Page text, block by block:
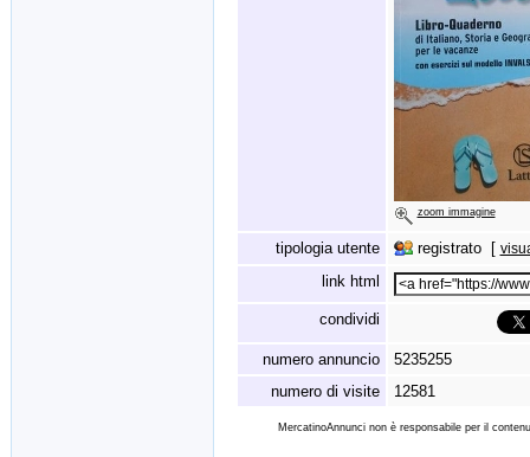
zoom immagine
tipologia utente registrato [
link html
condividi
numero annuncio
5235255
numero di visite
12581
MercatinoAnnunci non è responsabile per il